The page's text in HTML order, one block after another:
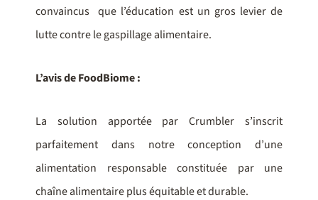
convaincus que l’éducation est un gros levier de
lutte contre le gaspillage alimentaire.
L’avis de FoodBiome :
La solution apportée par Crumbler s’inscrit
parfaitement dans notre conception d’une
alimentation responsable constituée par une
chaîne alimentaire plus équitable et durable.